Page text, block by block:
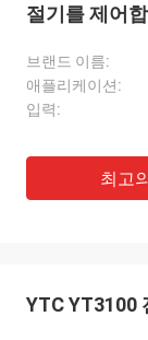
절기를 제어
브랜드 이름:
애플리케이션:
입력:
최고
YTC YT3100